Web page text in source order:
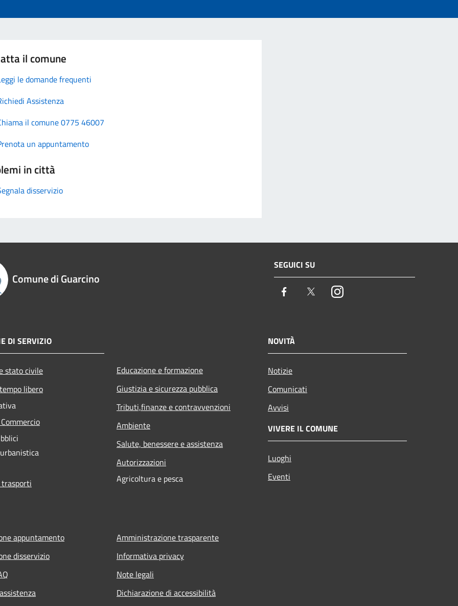
il comune
le domande frequenti
Assistenza
il comune 0775 46007
un appuntamento
in città
disservizio
Comune di Guarcino
SEGUICI SU
Facebook TwitterInstagram
DI SERVIZIO
stato civile
libero
Educazione e formazione
Giustizia e sicurezza pubblica
Tributi,finanze e contravvenzioni
Ambiente
Salute, benessere e assistenza
Autorizzazioni
Agricoltura e pesca
NOVITÀ
Notizie
Comunicati
Avvisi
VIVERE IL COMUNE
Luoghi
Eventi
appuntamento
disservizio
Amministrazione trasparente
Informativa privacy
Note legali
Dichiarazione di accessibilità